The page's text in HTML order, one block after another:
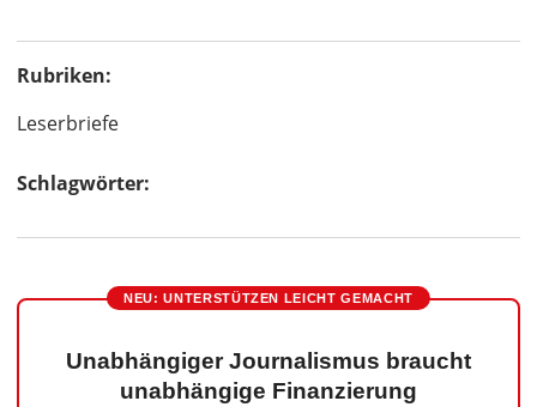
Rubriken:
Leserbriefe
Schlagwörter:
NEU: UNTERSTÜTZEN LEICHT GEMACHT
Unabhängiger Journalismus braucht
unabhängige Finanzierung